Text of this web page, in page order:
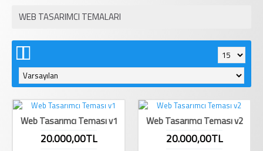
WEB TASARIMCI TEMALARI
Web Tasarımcı Teması v1
20.000,00TL
Web Tasarımcı Teması v2
20.000,00TL